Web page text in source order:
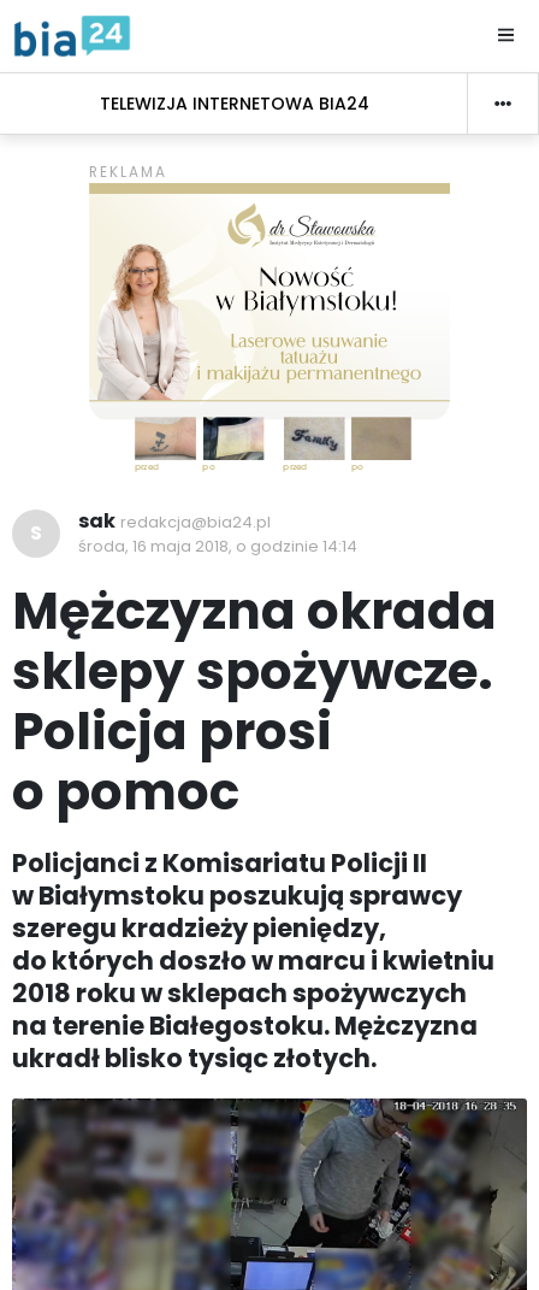
TELEWIZJA INTERNETOWA BIA24
S sak redakcja@bia24.pl
środa, 16 maja 2018, o godzinie 14:14
Mężczyzna okrada
sklepy spożywcze.
Policja prosi
o pomoc
Policjanci z Komisariatu Policji II
w Białymstoku poszukują sprawcy
szeregu kradzieży pieniędzy,
do których doszło w marcu i kwietniu
2018 roku w sklepach spożywczych
na terenie Białegostoku. Mężczyzna
ukradł blisko tysiąc złotych.